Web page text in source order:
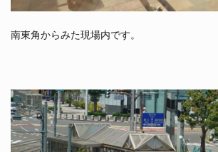
南東角からみた現場内です。